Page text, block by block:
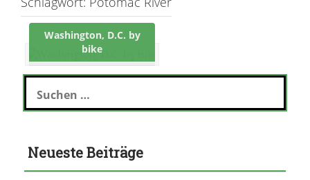
Washington, D.C. by
bike
c
nNeueste Beiträge